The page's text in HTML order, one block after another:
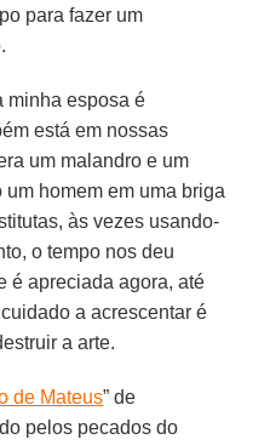
para fazer um
minha esposa é
está em nossas
um malandro e um
homem em uma briga
às vezes usando-
o tempo nos deu
é apreciada agora, até
a acrescentar é
a arte.
de Mateus” de
pelos pecados do